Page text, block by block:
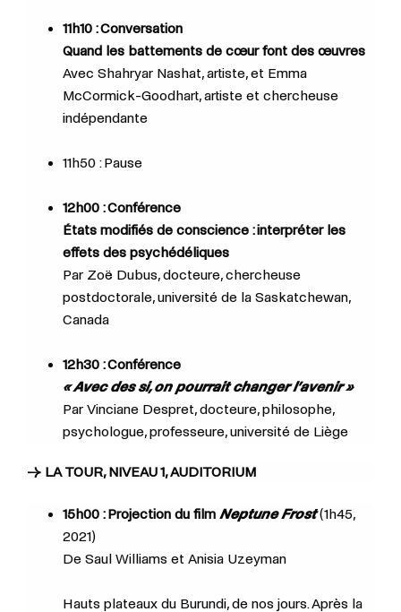
11h10 : Conversation
Quand les battements de cœur font des œuvres
Avec Shahryar Nashat, artiste, et Emma
McCormick-Goodhart, artiste et chercheuse
indépendante
11h50 : Pause
12h00 : Conférence
États modifiés de conscience : interpréter les
effets des psychédéliques
Par Zoë Dubus, docteure, chercheuse
postdoctorale, université de la Saskatchewan,
Canada
12h30 : Conférence
« Avec des si, on pourrait changer l’avenir »
Par Vinciane Despret, docteure, philosophe,
psychologue, professeure, université de Liège
→ LA TOUR, NIVEAU 1, AUDITORIUM
15h00 : Projection du film Neptune Frost (1h45,
2021)
De Saul Williams et Anisia Uzeyman
Hauts plateaux du Burundi, de nos jours. Après la